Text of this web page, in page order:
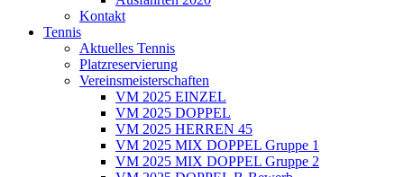
Kontakt
Tennis
Aktuelles Tennis
Platzreservierung
Vereinsmeisterschaften
VM 2025 EINZEL
VM 2025 DOPPEL
VM 2025 HERREN 45
VM 2025 MIX DOPPEL Gruppe 1
VM 2025 MIX DOPPEL Gruppe 2